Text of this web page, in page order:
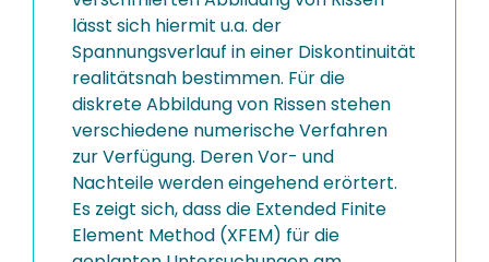
lässt sich hiermit u.a. der
Spannungsverlauf in einer Diskontinuität
realitätsnah bestimmen. Für die
diskrete Abbildung von Rissen stehen
verschiedene numerische Verfahren
zur Verfügung. Deren Vor- und
Nachteile werden eingehend erörtert.
Es zeigt sich, dass die Extended Finite
Element Method (XFEM) für die